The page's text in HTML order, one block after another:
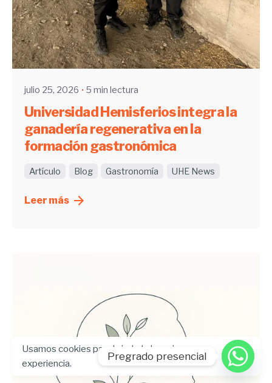
Enviado por
UHE
julio 25, 2026 5 min lectura
Universidad Hemisferios integra la
ganadería regenerativa en la
formación gastronómica
Artículo Blog Gastronomía UHE News
Leer más
Usamos cookies para brindarle la mejor
experiencia.
Pregrado presencial